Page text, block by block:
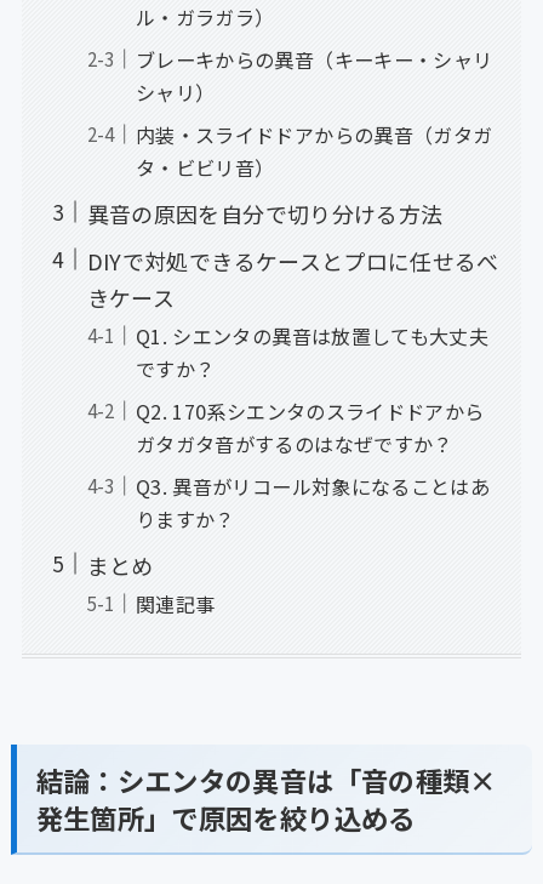
ル・ガラガラ）
ブレーキからの異音（キーキー・シャリ
シャリ）
内装・スライドドアからの異音（ガタガ
タ・ビビリ音）
異音の原因を自分で切り分ける方法
DIYで対処できるケースとプロに任せるべ
きケース
Q1. シエンタの異音は放置しても大丈夫
ですか？
Q2. 170系シエンタのスライドドアから
ガタガタ音がするのはなぜですか？
Q3. 異音がリコール対象になることはあ
りますか？
まとめ
関連記事
結論：シエンタの異音は「音の種類×
発生箇所」で原因を絞り込める